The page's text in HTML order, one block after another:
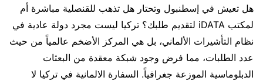
هل تعيش في إسطنبول وتحتار هل تذهب للقنصلية مباشرة أم
لمكتب iDATA لتقديم طلبك؟ تركيا ليست مجرد دولة عادية في
نظام التأشيرات الألماني، بل هي المركز الأضخم عالمياً من حيث
عدد الطلبات، مما فرض وجود شبكة معقدة من البعثات
الدبلوماسية الموزعة جغرافياً. السفارة الالمانية في تركيا لا